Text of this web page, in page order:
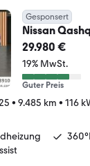
Gesponsert
Nissan
29.980 €
19% MwSt.
Guter Preis
• 9.485 km • 116